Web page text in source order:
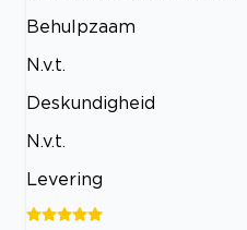
Behulpzaam
N.v.t.
Deskundigheid
N.v.t.
Levering